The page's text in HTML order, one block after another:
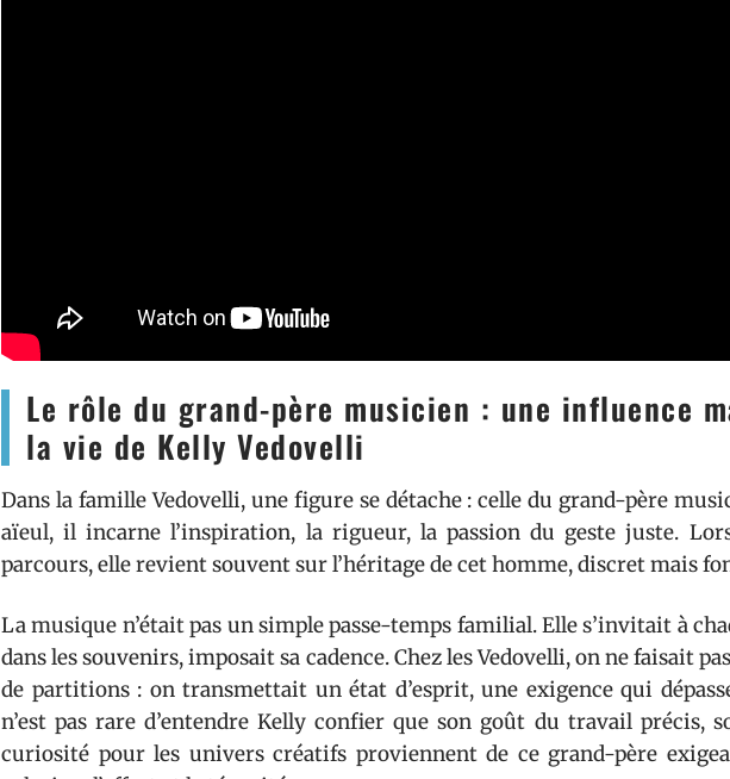
Le rôle du grand-père musicien : une influence
la vie de Kelly Vedovelli
Dans la famille Vedovelli, une figure se détache : celle du grand-père
aïeul, il incarne l’inspiration, la rigueur, la passion du geste juste.
parcours, elle revient souvent sur l’héritage de cet homme, discret mais
La musique n’était pas un simple passe-temps familial. Elle s’invitait à
dans les souvenirs, imposait sa cadence. Chez les Vedovelli, on ne faisait
de partitions : on transmettait un état d’esprit, une exigence qui
n’est pas rare d’entendre Kelly confier que son goût du travail précis,
curiosité pour les univers créatifs proviennent de ce grand-père